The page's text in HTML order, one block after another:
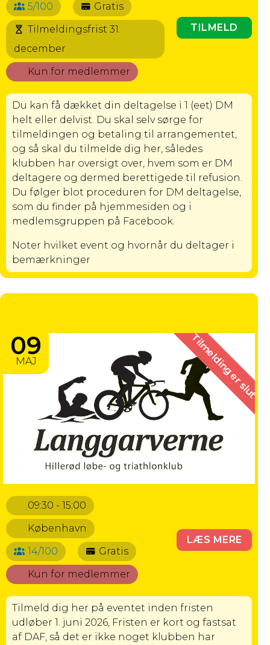
5/100
Gratis
Tilmeldingsfrist 31.
december
Kun for medlemmer
TILMELD
Du kan få dækket din deltagelse i 1 (eet) DM
helt eller delvist. Du skal selv sørge for
tilmeldingen og betaling til arrangementet,
og så skal du tilmelde dig her, således
klubben har oversigt over, hvem som er DM
deltagere og dermed berettigede til refusion.
Du følger blot proceduren for DM deltagelse,
som du finder på hjemmesiden og i
medlemsgruppen på Facebook.
Noter hvilket event og hvornår du deltager i
bemærkninger
09
MAJ Tilmelding er slut
09:30 - 15:00
København
14/100
Gratis
Kun for medlemmer
LÆS MERE
Tilmeld dig her på eventet inden fristen
udløber 1. juni 2026, Fristen er kort og fastsat
af DAF, så det er ikke noget klubben har